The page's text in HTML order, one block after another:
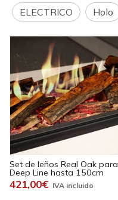
ELECTRICO Holo
Set de leños Real Oak para
Deep Line hasta 150cm
421,00€